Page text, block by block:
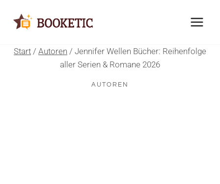
Inhalt
Start / Autoren / Jennifer Wellen Bücher: Reihenfolge
aller Serien & Romane 2026
AUTOREN